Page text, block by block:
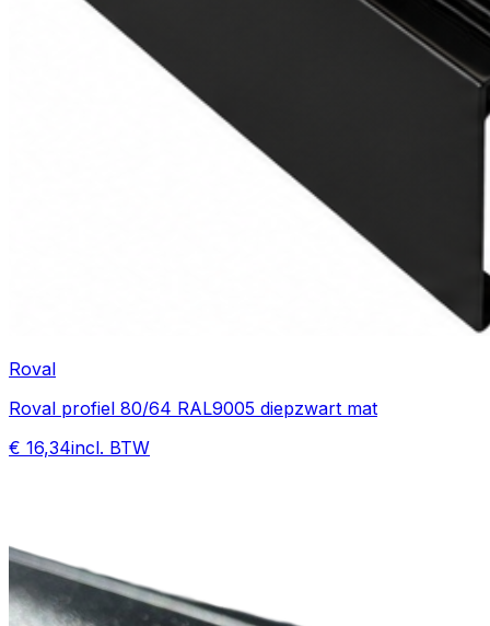
Roval
Roval profiel 80/64 RAL9005 diepzwart mat
€ 16,34incl. BTW